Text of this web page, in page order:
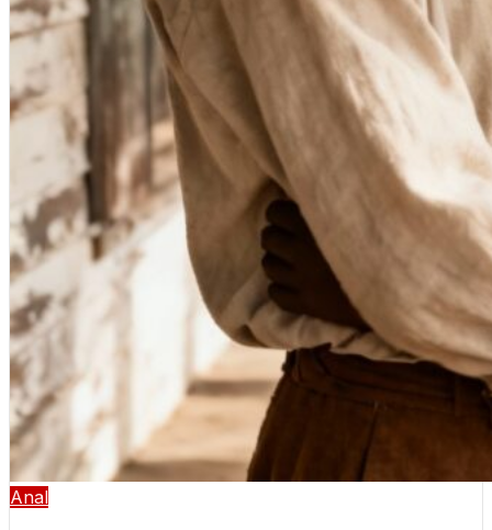
Anal